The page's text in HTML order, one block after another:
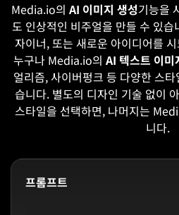
Media.io의 AI 이미지 생성기능을
도 인상적인 비주얼을 만들 수 있
자이너, 또는 새로운 아이디어를
누구나 Media.io의 AI 텍스트 이미
얼리즘, 사이버펑크 등 다양한 스
습니다. 별도의 디자인 기술 없이
스타일을 선택하면, 나머지는
니다.
프롬프트